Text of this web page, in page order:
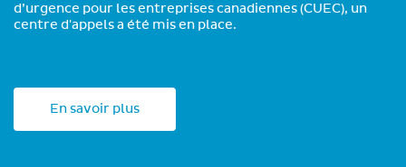
d’urgence pour les entreprises canadiennes (CUEC), un
centre d'appels a été mis en place.
En savoir plus